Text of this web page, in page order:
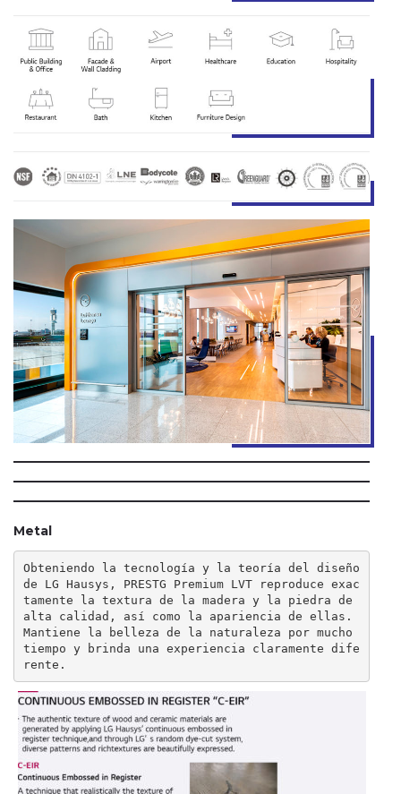
Metal
Obteniendo la tecnología y la teoría del diseño
de LG Hausys, PRESTG Premium LVT reproduce exac
tamente la textura de la madera y la piedra de
alta calidad, así como la apariencia de ellas.
Mantiene la belleza de la naturaleza por mucho
tiempo y brinda una experiencia claramente dife
rente.